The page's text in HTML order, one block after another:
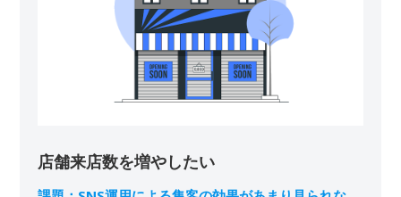
店舗来店数を増やしたい